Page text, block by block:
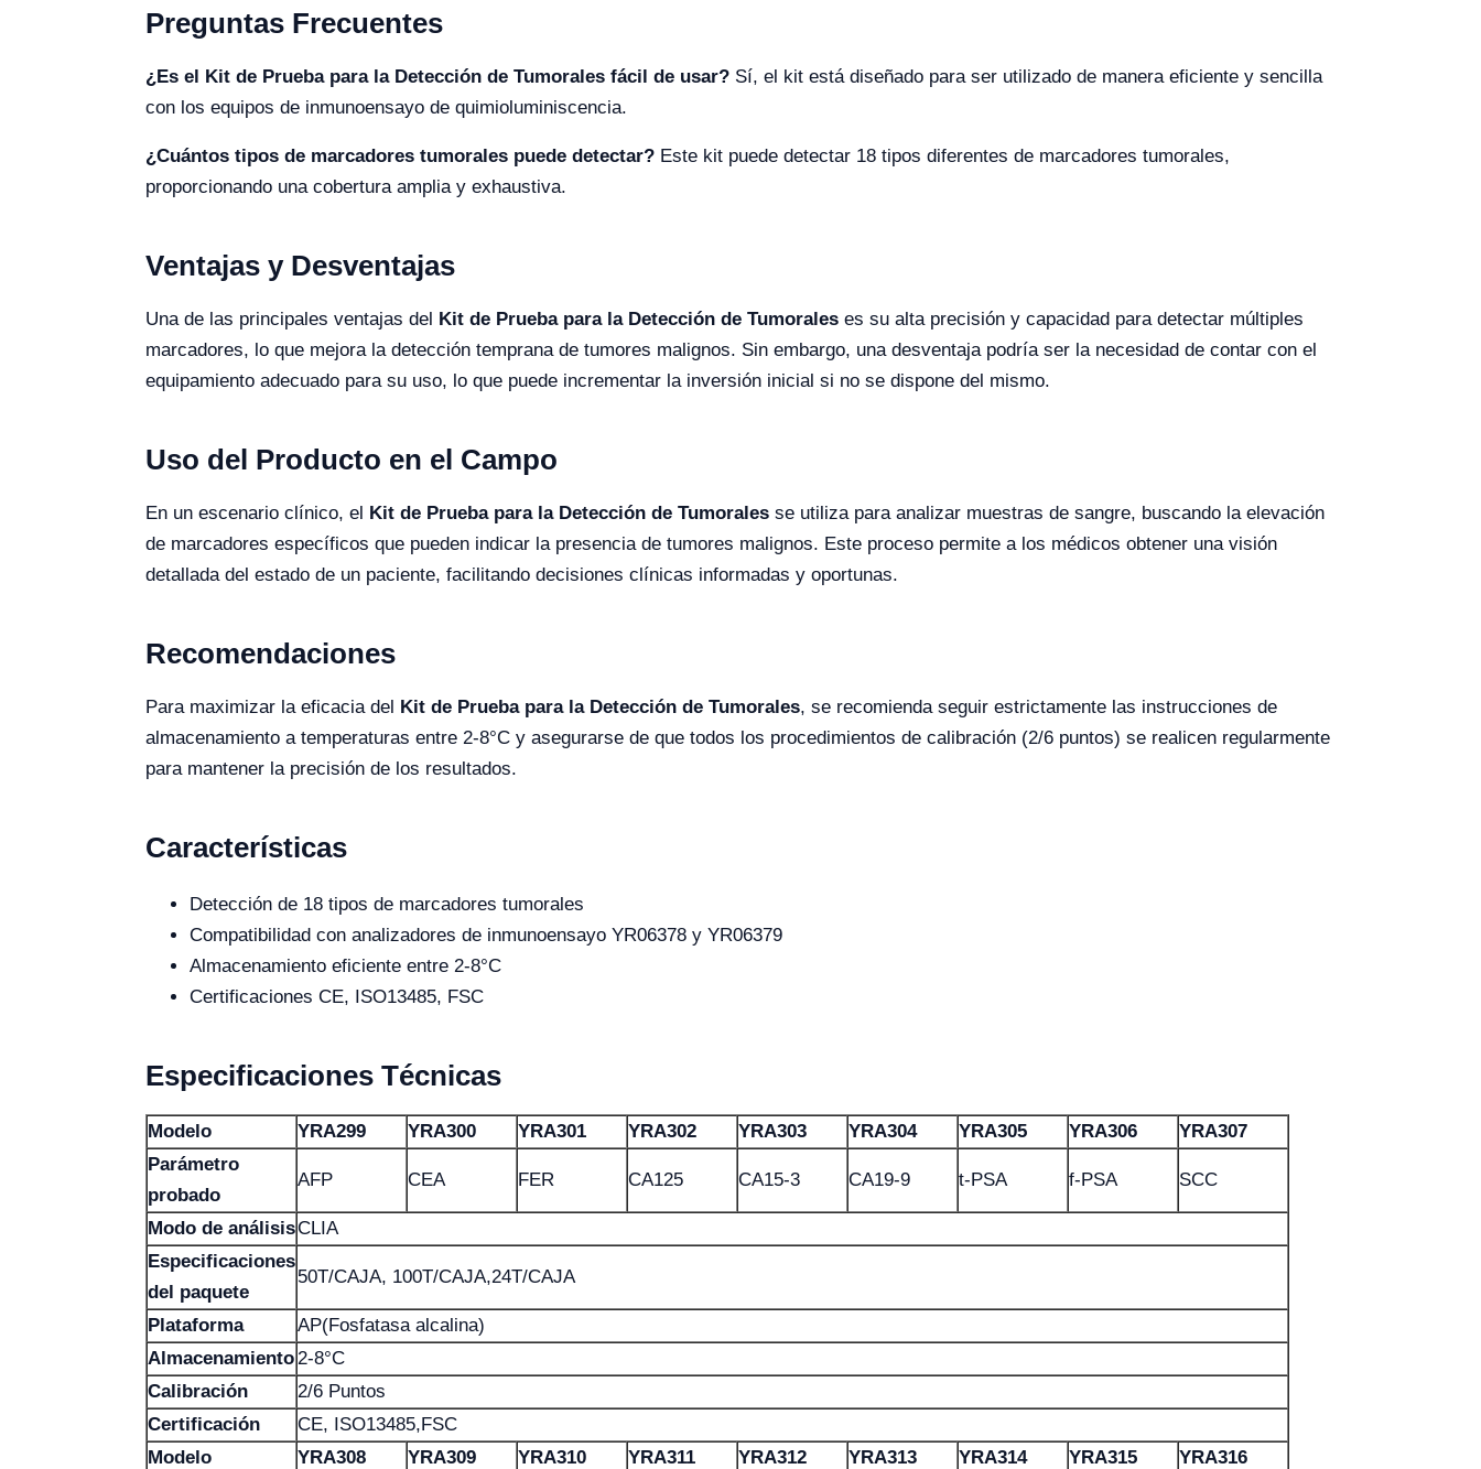
Preguntas Frecuentes
¿Es el Kit de Prueba para la Detección de Tumorales fácil de usar? Sí, el kit está diseñado para ser utilizado de manera eficiente y sencilla
con los equipos de inmunoensayo de quimioluminiscencia.
¿Cuántos tipos de marcadores tumorales puede detectar? Este kit puede detectar 18 tipos diferentes de marcadores tumorales,
proporcionando una cobertura amplia y exhaustiva.
Ventajas y Desventajas
Una de las principales ventajas del Kit de Prueba para la Detección de Tumorales es su alta precisión y capacidad para detectar múltiples
marcadores, lo que mejora la detección temprana de tumores malignos. Sin embargo, una desventaja podría ser la necesidad de contar con el
equipamiento adecuado para su uso, lo que puede incrementar la inversión inicial si no se dispone del mismo.
Uso del Producto en el Campo
En un escenario clínico, el Kit de Prueba para la Detección de Tumorales se utiliza para analizar muestras de sangre, buscando la elevación
de marcadores específicos que pueden indicar la presencia de tumores malignos. Este proceso permite a los médicos obtener una visión
detallada del estado de un paciente, facilitando decisiones clínicas informadas y oportunas.
Recomendaciones
Para maximizar la eficacia del Kit de Prueba para la Detección de Tumorales, se recomienda seguir estrictamente las instrucciones de
almacenamiento a temperaturas entre 2-8°C y asegurarse de que todos los procedimientos de calibración (2/6 puntos) se realicen regularmente
para mantener la precisión de los resultados.
Características
Detección de 18 tipos de marcadores tumorales
Compatibilidad con analizadores de inmunoensayo YR06378 y YR06379
Almacenamiento eficiente entre 2-8°C
Certificaciones CE, ISO13485, FSC
Especificaciones Técnicas
Modelo YRA299 YRA300 YRA301 YRA302 YRA303 YRA304 YRA305 YRA306
YRA307
Parámetro
probado
AFP CEA FER CA125 CA15-3 CA19-9 t-PSA f-PSA SCC
Modo de análisisCLIA
Especificaciones
del paquete
50T/CAJA, 100T/CAJA,24T/CAJA
Plataforma
AP(Fosfatasa alcalina)
Almacenamiento2-8°C
Calibración
2/6 Puntos
Certificación
CE, ISO13485,FSC
Modelo
YRA308 YRA309 YRA310 YRA311 YRA312 YRA313 YRA314 YRA315
YRA316